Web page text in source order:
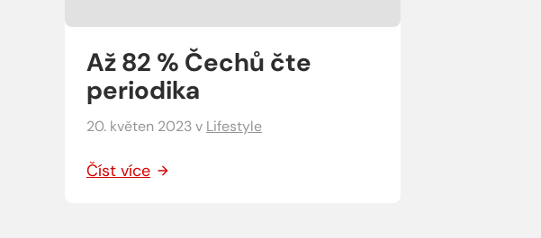
Až 82 % Čechů čte
periodika
20. květen 2023v Lifestyle
Číst více